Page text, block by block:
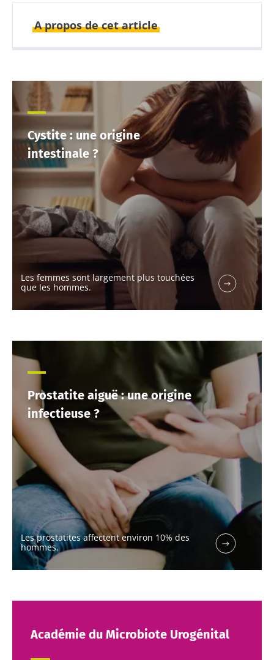
A propos de cet article
13 juin 2022
23 janvier 2025
Cystite : une origine
intestinale ?
Les femmes sont largement plus touchées
que les hommes.
Prostatite aiguë : une origine
infectieuse ?
Les prostatites affectent environ 10% des
hommes.
Académie du Microbiote Urogénital
Ne partez pas si vite !